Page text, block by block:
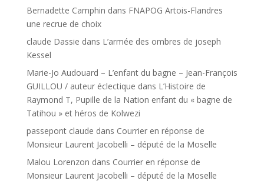
Bernadette Camphin dans FNAPOG Artois-Flandres
une recrue de choix
claude Dassie dans L’armée des ombres de joseph
Kessel
Marie-Jo Audouard – L’enfant du bagne – Jean-François
GUILLOU / auteur éclectique dans L’Histoire de
Raymond T, Pupille de la Nation enfant du « bagne de
Tatihou » et héros de Kolwezi
passepont claude dans Courrier en réponse de
Monsieur Laurent Jacobelli – député de la Moselle
Malou Lorenzon dans Courrier en réponse de
Monsieur Laurent Jacobelli – député de la Moselle